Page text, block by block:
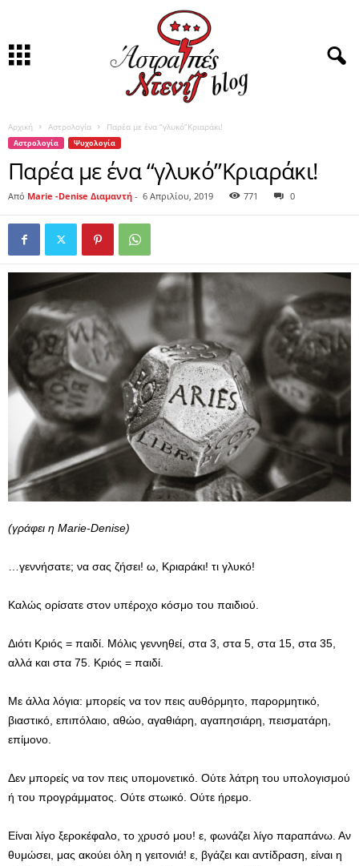
Αρχική Αστρολογία Παρέα με ένα “γλυκό”Κριαράκι!
Αστρολογία Ψυχολογία
Παρέα με ένα “γλυκό”Κριαράκι!
Από Marie -Denise Διαμαντή - 6 Απριλίου, 2019 771 0
(γράφει η Marie-Denise)
…γεννήσατε; να σας ζήσει! ω, Κριαράκι! τι γλυκό!
Καλώς ορίσατε στον υπέροχο κόσμο του παιδιού.
Διότι Κριός = παιδί. Μόλις γεννηθεί, στα 3, στα 5, στα 15, στα 35,
αλλά και στα 75. Κριός = παιδί.
Με άλλα λόγια: μπορείς να τον πεις αυθόρμητο, παρορμητικό,
βιαστικό, επιπόλαιο, αθώο, αγαθιάρη, αγαπησιάρη, πεισματάρη,
επίμονο.
Δεν μπορείς να τον πεις υπομονετικό. Ούτε λάτρη του υπολογισμού
ή του προγράμματος. Ούτε στωικό. Ούτε ήρεμο.
Είναι λίγο ξεροκέφαλο, το χρυσό μου! ε, φωνάζει λίγο παραπάνω. Αν
θυμώσει, μας ακούει όλη η γειτονιά! ε, βγάζει και αντίδραση, είναι η